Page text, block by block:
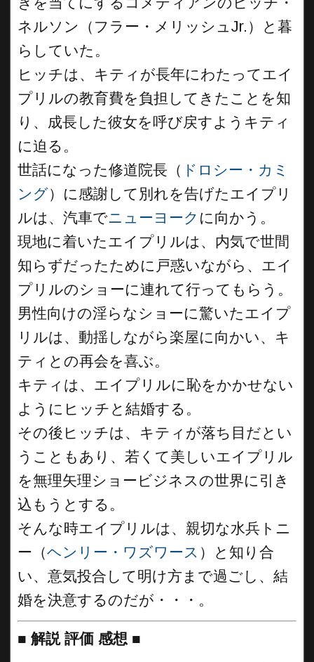
ネルソン（フラー・メリッシュJr.）と暮
らしていた。
ヒッチは、キティが長年にわたってエイ
プリルの教育費を負担してきたことを知
り、成長した彼女を呼び戻すようキティ
に迫る。
世話になった修道院長（ ドロシー・カミ
ング）に感謝して別れを告げたエイプリ
ルは、汽車でニューヨーク に向かう。
現地に着いたエイプリルは、内気で世間
知らずだったために戸惑いながら、エイ
プリルのショーに連れて行ってもらう。
男性向けの淫らなショーに驚いたエイプ
リルは、動揺しながら楽屋に向かい、キ
ティとの再会を喜ぶ。
キティは、エイプリルに恥をかかせない
ようにヒッチと結婚する。
その後ヒッチは、キティが落ち目だとい
うこともあり、若くて美しいエイプリル
を無理矢理ショービジネスの世界に引き
込もうとする。
そんな時エイプリルは、親切な水兵トニ
ー（ヘンリー・ワズワース ）と知り合
い、意気投合して明け方まで過ごし、結
婚を決意するのだが・・・。
■ 解説 評価 感想 ■